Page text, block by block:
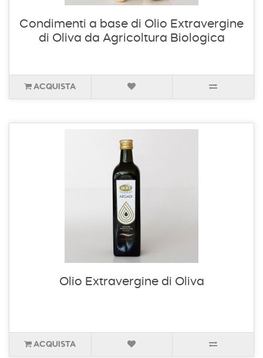
Condimenti a base di Olio Extravergine
di Oliva da Agricoltura Biologica
ACQUISTA
Olio Extravergine di Oliva
ACQUISTA